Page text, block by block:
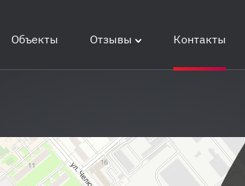
Объекты Отзывы Контакты